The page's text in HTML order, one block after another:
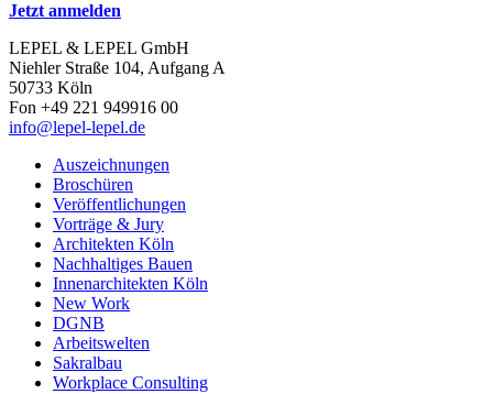
Jetzt anmelden
LEPEL & LEPEL GmbH
Niehler Straße 104, Aufgang A
50733 Köln
Fon +49 221 949916 00
info@lepel-lepel.de
Auszeichnungen
Broschüren
Veröffentlichungen
Vorträge & Jury
Architekten Köln
Nachhaltiges Bauen
Innenarchitekten Köln
New Work
DGNB
Arbeitswelten
Sakralbau
Workplace Consulting